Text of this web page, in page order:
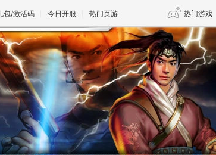
包/激活码 今日开服 热门页游 热门游戏
魔兽 DNF 传奇4
天堂 剑网3旗舰版 新天龙八部
王权与自由 诛仙世界 仙剑世界